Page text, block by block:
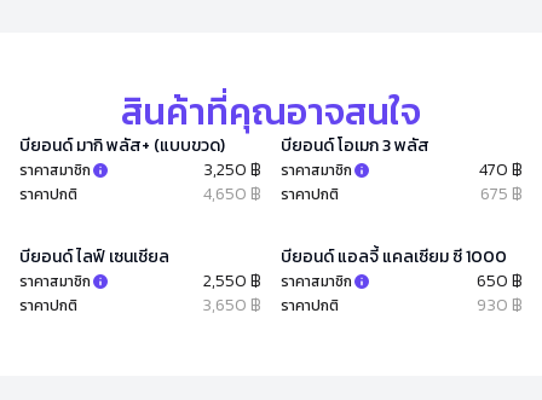
สินค้าที่คุณอาจสนใจ
บียอนด์ มากิ พลัส+ (แบบขวด)
ราคาสมาชิก 3,250 ฿
ราคาปกติ 4,650 ฿
บียอนด์ โอเมก 3 พลัส
ราคาสมาชิก 470 ฿
ราคาปกติ 675 ฿
บียอนด์ ไลฟ์ เซนเชียล
ราคาสมาชิก 2,550 ฿
ราคาปกติ 3,650 ฿
บียอนด์ แอลจี้ แคลเซียม ซี 1000
ราคาสมาชิก 650 ฿
ราคาปกติ 930 ฿